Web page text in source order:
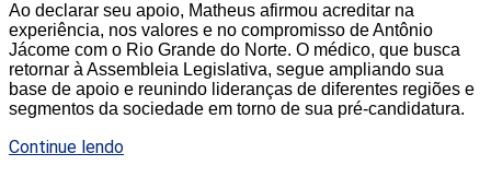
Ao declarar seu apoio, Matheus afirmou acreditar na
experiência, nos valores e no compromisso de Antônio
Jácome com o Rio Grande do Norte. O médico, que busca
retornar à Assembleia Legislativa, segue ampliando sua
base de apoio e reunindo lideranças de diferentes regiões e
segmentos da sociedade em torno de sua pré-candidatura.
Continue lendo